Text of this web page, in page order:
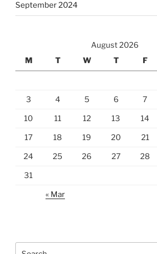
September 2024
August 2026
M
T W T F
3 4 5 6 7
10 11 12 13 14
17 18 19 20 21
24 25 26 27 28
31
« Mar